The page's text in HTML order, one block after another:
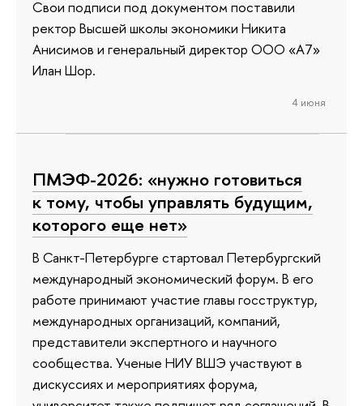
Свои подписи под документом поставили
ректор Высшей школы экономики Никита
Анисимов и генеральный директор ООО «А7»
Илан Шор.
4 июня
ПМЭФ-2026: «нужно готовиться
к тому, чтобы управлять будущим,
которого еще нет»
В Санкт-Петербурге стартовал Петербургский
международный экономический форум. В его
работе принимают участие главы госструктур,
международных организаций, компаний,
представители экспертного и научного
сообщества. Ученые НИУ ВШЭ участвуют в
дискуссиях и мероприятиях форума,